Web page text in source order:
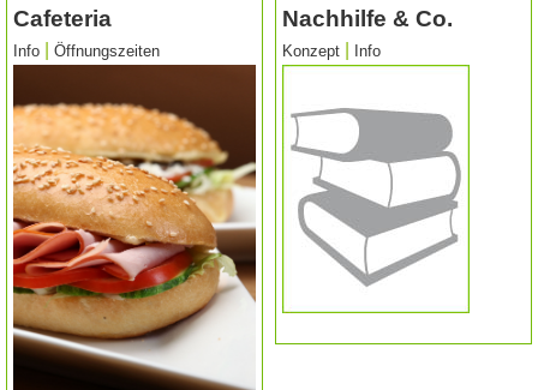
Cafeteria
Info Öffnungszeiten
Nachhilfe & Co.
Konzept Info